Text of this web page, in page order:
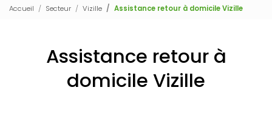
Accueil Secteur Vizille Assistance retour à domicile Vizille
Assistance retour à
domicile Vizille